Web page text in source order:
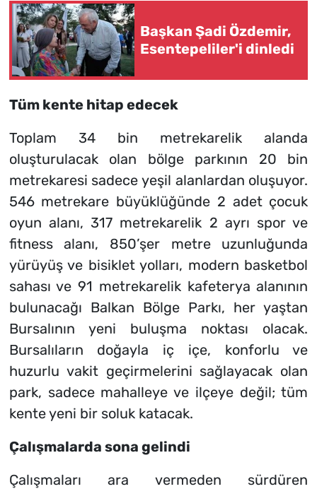
Başkan Şadi Özdemir,
Esentepeliler'i dinledi
Tüm kente hitap edecek
Toplam 34 bin metrekarelik alanda
oluşturulacak olan bölge parkının 20 bin
metrekaresi sadece yeşil alanlardan oluşuyor.
546 metrekare büyüklüğünde 2 adet çocuk
oyun alanı, 317 metrekarelik 2 ayrı spor ve
fitness alanı, 850’şer metre uzunluğunda
yürüyüş ve bisiklet yolları, modern basketbol
sahası ve 91 metrekarelik kafeterya alanının
bulunacağı Balkan Bölge Parkı, her yaştan
Bursalının yeni buluşma noktası olacak.
Bursalıların doğayla iç içe, konforlu ve
huzurlu vakit geçirmelerini sağlayacak olan
park, sadece mahalleye ve ilçeye değil; tüm
kente yeni bir soluk katacak.
Çalışmalarda sona gelindi
Çalışmaları ara vermeden sürdüren